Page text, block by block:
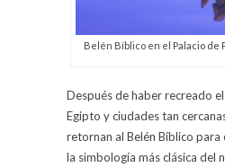
Belén Bíblico en el Palacio de
Después de haber recreado
Egipto y ciudades tan
retornan al Belén Bíblico para
la simbología más clásica del